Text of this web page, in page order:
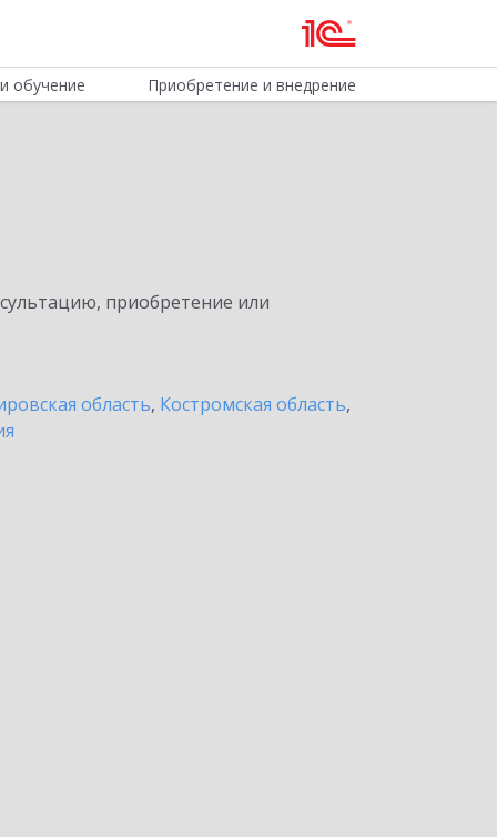
обучение Приобретение и внедрение
приобретение или
область, Костромская область,